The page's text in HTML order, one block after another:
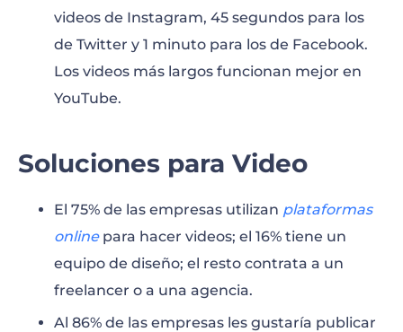
videos de Instagram, 45 segundos para los
de Twitter y 1 minuto para los de Facebook.
Los videos más largos funcionan mejor en
YouTube.
Soluciones para Video
El 75% de las empresas utilizan plataformas
onlinepara hacer videos; el 16% tiene un
equipo de diseño; el resto contrata a un
freelancer o a una agencia.
Al 86% de las empresas les gustaría publicar